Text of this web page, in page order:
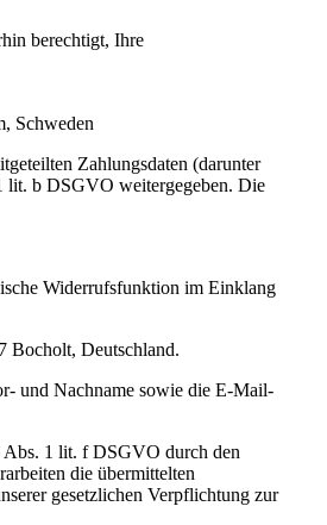
berechtigt, Ihre
Schweden
Zahlungsdaten (darunter
lit. b DSGVO weitergegeben. Die
Widerrufsfunktion im Einklang
Bocholt, Deutschland.
und Nachname sowie die E-Mail-
Abs. 1 lit. f DSGVO durch den
die übermittelten
gesetzlichen Verpflichtung zur